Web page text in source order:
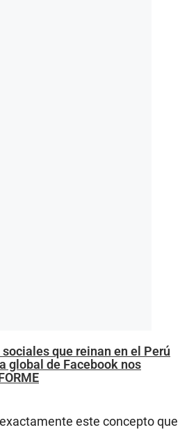
sociales que reinan en el Perú
global de Facebook nos
este concepto que